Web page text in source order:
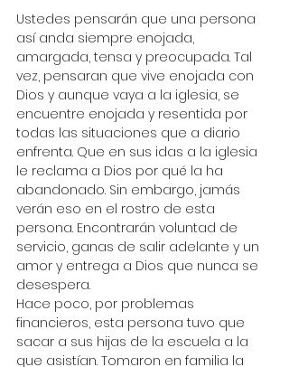
Ustedes pensarán que una persona
así anda siempre enojada,
amargada, tensa y preocupada. Tal
vez, pensaran que vive enojada con
Dios y aunque vaya a la iglesia, se
encuentre enojada y resentida por
todas las situaciones que a diario
enfrenta. Que en sus idas a la iglesia
le reclama a Dios por qué la ha
abandonado. Sin embargo, jamás
verán eso en el rostro de esta
persona. Encontrarán voluntad de
servicio, ganas de salir adelante y un
amor y entrega a Dios que nunca se
desespera.
Hace poco, por problemas
financieros, esta persona tuvo que
sacar a sus hijas de la escuela a la
que asistían. Tomaron en familia la